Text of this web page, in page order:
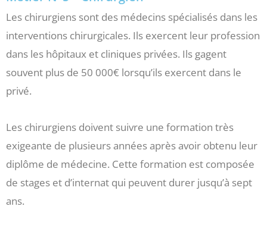
Les chirurgiens sont des médecins spécialisés dans les
interventions chirurgicales. Ils exercent leur profession
dans les hôpitaux et cliniques privées. Ils gagent
souvent plus de 50 000€ lorsqu’ils exercent dans le
privé.
Les chirurgiens doivent suivre une formation très
exigeante de plusieurs années après avoir obtenu leur
diplôme de médecine. Cette formation est composée
de stages et d’internat qui peuvent durer jusqu’à sept
ans.